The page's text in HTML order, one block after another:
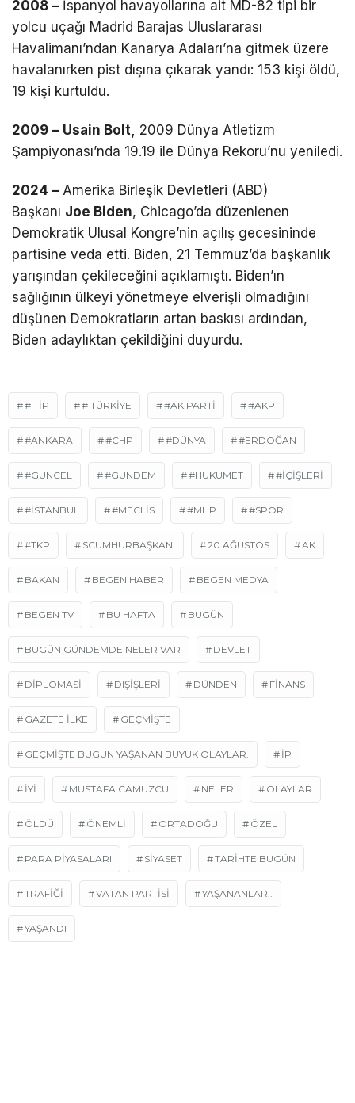
2008 – İspanyol havayollarına ait MD-82 tipi bir
yolcu uçağı Madrid Barajas Uluslararası
Havalimanı’ndan Kanarya Adaları’na gitmek üzere
havalanırken pist dışına çıkarak yandı: 153 kişi öldü,
19 kişi kurtuldu.
2009 – Usain Bolt, 2009 Dünya Atletizm
Şampiyonası’nda 19.19 ile Dünya Rekoru’nu yeniledi.
2024 – Amerika Birleşik Devletleri (ABD)
Başkanı Joe Biden, Chicago’da düzenlenen
Demokratik Ulusal Kongre’nin açılış gecesininde
partisine veda etti. Biden, 21 Temmuz’da başkanlık
yarışından çekileceğini açıklamıştı. Biden’ın
sağlığının ülkeyi yönetmeye elverişli olmadığını
düşünen Demokratların artan baskısı ardından,
Biden adaylıktan çekildiğini duyurdu.
# TİP # TÜRKIYE #AK PARTI #AKP
#ANKARA #CHP #DÜNYA #ERDOĞAN
#GÜNCEL #GÜNDEM #HÜKÜMET #İÇIŞLERI
#İSTANBUL #MECLIS #MHP #SPOR
#TKP $CUMHURBAŞKANI 20 AĞUSTOS AK
BAKAN BEGEN HABER BEGEN MEDYA
BEGEN TV BU HAFTA BUGÜN
BUGÜN GÜNDEMDE NELER VAR DEVLET
DIPLOMASI DIŞIŞLERI DÜNDEN FINANS
GAZETE ILKE GEÇMIŞTE
GEÇMIŞTE BUGÜN YAŞANAN BÜYÜK OLAYLAR. İP
İYI MUSTAFA CAMUZCU NELER OLAYLAR
ÖLDÜ ÖNEMLI ORTADOĞU ÖZEL
PARA PIYASALARI SIYASET TARİHTE BUGÜN
TRAFIĞI VATAN PARTISI YAŞANANLAR..
YAŞANDI